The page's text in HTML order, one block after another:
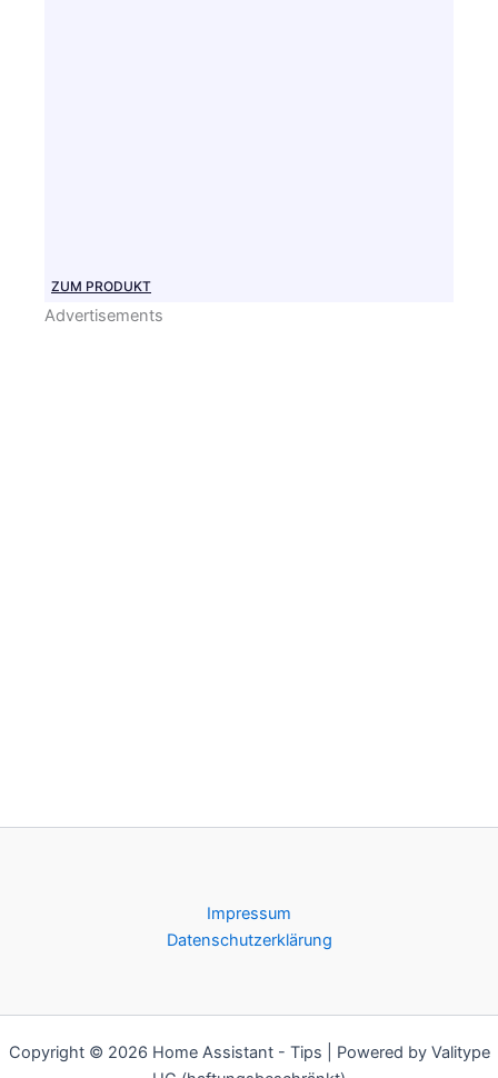
ZUM PRODUKT
Advertisements
Impressum
Datenschutzerklärung
Copyright © 2026 Home Assistant - Tips | Powered by Valitype